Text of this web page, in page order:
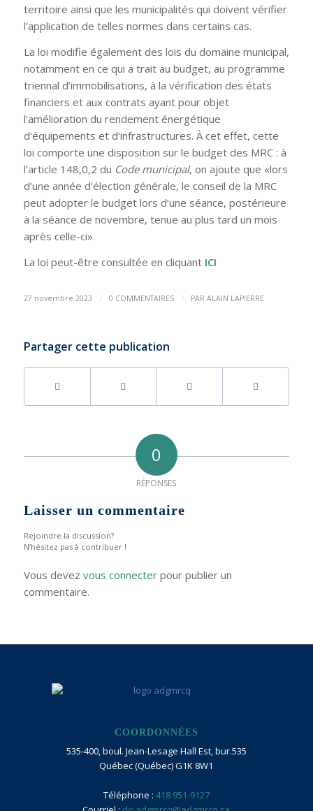
territoire ainsi que les municipalités qui doivent vérifier
l’application de telles normes dans certains cas.
La loi modifie également des lois du domaine municipal,
notamment en ce qui a trait au budget, au programme
triennal d’immobilisations, à la vérification des états
financiers et aux contrats ayant pour objet
l’amélioration du rendement énergétique
d’équipements et d’infrastructures. À cet effet, cette
loi comporte une disposition sur le budget des MRC : à
l’article 148,0,2 du Code municipal, on ajoute que «lors
d’une année d’élection générale, le conseil de la MRC
peut adopter le budget lors d’une séance, postérieure
à la séance de novembre, tenue au plus tard un mois
après celle-ci».
La loi peut-être consultée en cliquant ICI
27 novembre 2023 / 0 COMMENTAIRES / PAR ALAIN LAPIERRE
Partager cette publication
0
RÉPONSES
Laisser un commentaire
Rejoindre la discussion?
N’hésitez pas à contribuer !
Vous devez vous connecterpour publier un
commentaire.
COORDONNÉES
535-400, boul. Jean-Lesage Hall Est, bur.535
Québec (Québec) G1K 8W1
Téléphone : 418 951-9127